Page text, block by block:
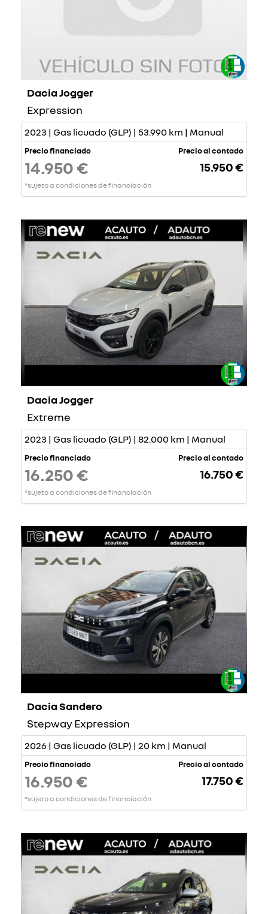
Dacia Jogger
Expression
2023 | Gas licuado (GLP) | 53.990 km | Manual
Precio financiado
14.950 €
*sujeto a condiciones de financiación
Precio al contado
15.950 €
Dacia Jogger
Extreme
2023 | Gas licuado (GLP) | 82.000 km | Manual
Precio financiado
16.250 €
*sujeto a condiciones de financiación
Precio al contado
16.750 €
Dacia Sandero
Stepway Expression
2026 | Gas licuado (GLP) | 20 km | Manual
Precio financiado
16.950 €
*sujeto a condiciones de financiación
Precio al contado
17.750 €